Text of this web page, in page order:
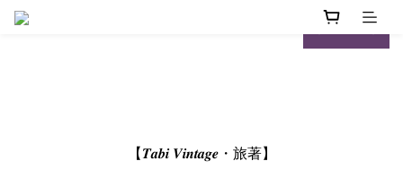
prev next
prev next
【𝑻𝒂𝒃𝒊𝑽𝒊𝒏𝒕𝒂𝒈𝒆・旅著】